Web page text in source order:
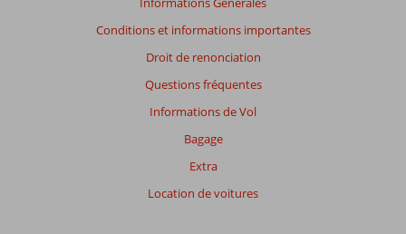
Conditions et informations importantes
Droit de renonciation
Questions fréquentes
Informations de Vol
Bagage
Extra
Location de voitures